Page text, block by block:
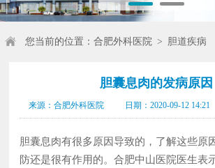
您当前的位置： 合肥外科医院> 胆道疾病
胆囊息肉的发病原因
来源：合肥外科医院 日期：2020-09-12 14:21
胆囊息肉有很多原因导致的，了解这些原
防还是很有作用的。合肥中山医院医生表